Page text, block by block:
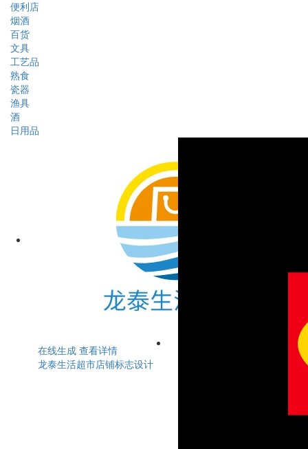
便利店
烟酒
百货
文具
工艺品
熟食
瓷器
渔具
酒
日用品
在线生成 查看详情
龙泰生活超市店铺标志设计